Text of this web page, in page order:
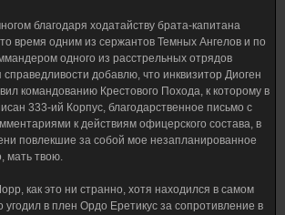
благодаря ходатайству брата-капитана
время одним из сержантов Темных Ангелов и по
одного из расстрельных отрядов
добавлю, что инквизитор Диоген
командованию Крестового Похода, к которому в
333-ий Корпус, благодарственное письмо с
к действиям офицерского состава, в
повлекшие за собой мое незапланированное
мать твою.
как это ни странно, хотя находился в самом
угодил в плен Ордо Еретикус за сопротивление в